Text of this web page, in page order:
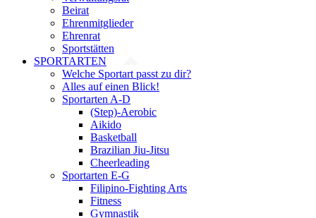
Beirat
Ehrenmitglieder
Ehrenrat
Sportstätten
SPORTARTEN
Welche Sportart passt zu dir?
Alles auf einen Blick!
Sportarten A-D
(Step)-Aerobic
Aikido
Basketball
Brazilian Jiu-Jitsu
Cheerleading
Sportarten E-G
Filipino-Fighting Arts
Fitness
Gymnastik